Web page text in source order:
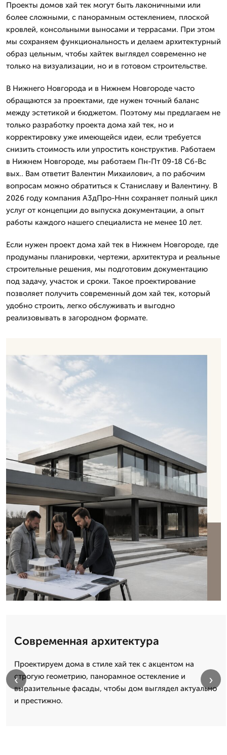
Проекты домов хай тек могут быть лаконичными или
более сложными, с панорамным остеклением, плоской
кровлей, консольными выносами и террасами. При этом
мы сохраняем функциональность и делаем архитектурный
образ цельным, чтобы хайтек выглядел современно не
только на визуализации, но и в готовом строительстве.
В Нижнего Новгорода и в Нижнем Новгороде часто
обращаются за проектами, где нужен точный баланс
между эстетикой и бюджетом. Поэтому мы предлагаем не
только разработку проекта дома хай тек, но и
корректировку уже имеющейся идеи, если требуется
снизить стоимость или упростить конструктив. Работаем
в Нижнем Новгороде, мы работаем Пн-Пт 09-18 Сб-Вс
вых.. Вам ответит Валентин Михаилович, а по рабочим
вопросам можно обратиться к Станиславу и Валентину. В
2026 году компания А3дПро-Ннн сохраняет полный цикл
услуг от концепции до выпуска документации, а опыт
работы каждого нашего специалиста не менее 10 лет.
Если нужен проект дома хай тек в Нижнем Новгороде, где
продуманы планировки, чертежи, архитектура и реальные
строительные решения, мы подготовим документацию
под задачу, участок и сроки. Такое проектирование
позволяет получить современный дом хай тек, который
удобно строить, легко обслуживать и выгодно
реализовывать в загородном формате.
Современная архитектура
Проектируем дома в стиле хай тек с акцентом на
строгую геометрию, панорамное остекление и
выразительные фасады, чтобы дом выглядел актуально
и престижно.
‹ ›